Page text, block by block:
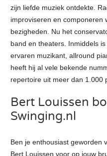
zijn liefde muziek ontdekte.
improviseren en componeren
bezigheden. Nu het
band en theaters. Inmiddels
ervaren muzikant, allround
heeft hij al vele bekende
repertoire uit meer dan 1.000
Bert Louissen
Swinging.nl
Ben je enthousiast geworden
Bert Louissen voor op jouw